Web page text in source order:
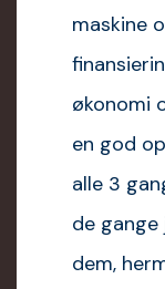
og ikke
og
oplevelse at
3 gange jeg har
jeg har
hermed min